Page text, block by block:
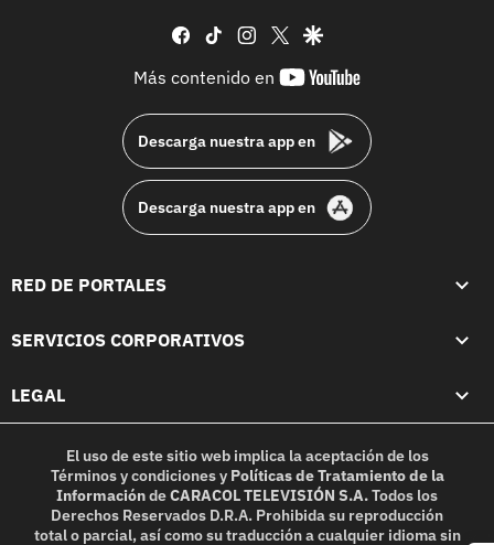
facebook
tiktok instagram
twittergoogle
Más contenido en
youtube-
Descarga nuestra app en
Descarga nuestra app en
RED DE PORTALES
SERVICIOS CORPORATIVOS
LEGAL
El uso de este sitio web implica la aceptación de los
Términos y condicionesy Políticas de Tratamiento de la
InformacióndeCARACOL TELEVISIÓN S.A.Todos los
Derechos Reservados D.R.A. Prohibida su reproducción
total o parcial, así como su traducción a cualquier idioma sin